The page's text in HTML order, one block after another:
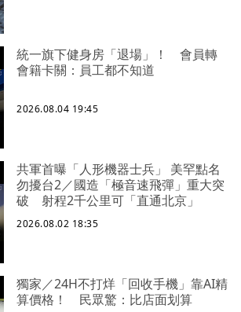
統一旗下健身房「退場」！ 會員轉
會籍卡關：員工都不知道
2026.08.04 19:45
共軍首曝「人形機器士兵」 美罕點名
勿擾台2／國造「極音速飛彈」重大突
破 射程2千公里可「直通北京」
2026.08.02 18:35
獨家／24H不打烊「回收手機」靠AI精
算價格！ 民眾驚：比店面划算